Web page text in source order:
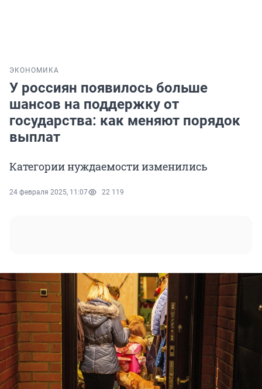
ЭКОНОМИКА
У россиян появилось больше
шансов на поддержку от
государства: как меняют порядок
выплат
Категории нуждаемости изменились
24 февраля 2025, 11:07 22 119